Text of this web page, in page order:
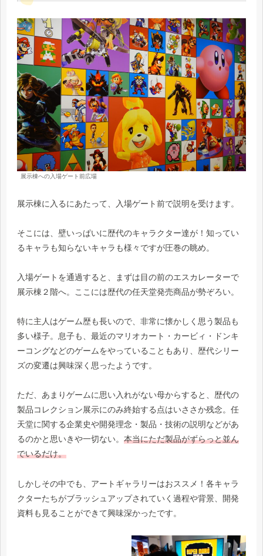
展示棟への入場ゲート前広場
展示棟に入るにあたって、入場ゲート前で説明を受けます。
そこには、壁いっぱいに歴代のキャラクター達が！知ってい
るキャラも知らないキャラも様々ですが圧巻の眺め。
入場ゲートを通過すると、まずは目の前のエスカレーターで
展示棟２階へ。ここには歴代の任天堂発売商品が勢ぞろい。
特に主人はゲーム歴も長いので、非常に懐かしく思う製品も
多い様子。息子も、最近のマリオカート・カービィ・ドンキ
ーコングなどのゲームをやっていることもあり、歴代シリー
ズの変遷は興味深く思ったようです。
ただ、あまりゲームに思い入れがない母からすると、歴代の
製品コレクション展示にのみ終始する点はいささか残念。任
天堂に関する企業史や開発理念・製品・技術の説明などがあ
るのかと思いきや一切ない。 本当にただ製品がずらっと並ん
でいるだけ。
しかしその中でも、アートギャラリーはおススメ！各キャラ
クターたちがブラッシュアップされていく過程や背景、開発
資料も見ることができて興味深かったです。